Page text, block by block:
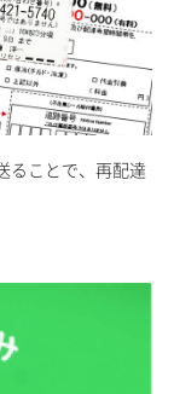
ることで、再配達